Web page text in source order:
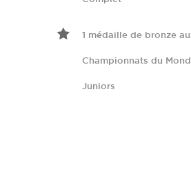
1 médaille de bronze
Championnats du
Juniors